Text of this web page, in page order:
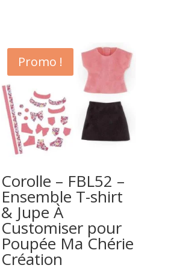
Promo !
Corolle – FBL52 –
Ensemble T-shirt
& Jupe À
Customiser pour
Poupée Ma Chérie
Création